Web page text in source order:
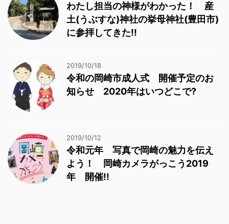
わたし担当の神様がわかった！ 産
土(うぶすな)神社の挙母神社(豊田市)
に参拝してきた!!
2019/10/18
令和の岡崎市成人式 開催予定のお
知らせ 2020年はいつどこで?
2019/10/12
令和元年 写真で岡崎の魅力を伝え
よう！ 岡崎カメラがっこう2019
年 開催!!